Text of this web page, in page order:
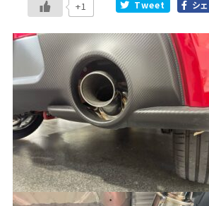
+1 Tweet シ